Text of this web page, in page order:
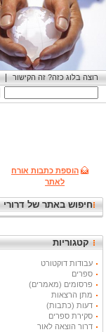
רוצה בלוג כזה? זה הקישור |
הוספת כתבות אורח
לאתר
חיפוש באתר של דרורי
קטגוריות
עבודות דוקטורט
ספרים
פרסומים (מאמרים)
מתן הרצאות
דעות (כתבות)
סקירת ספרים
דרור הוצאה לאור